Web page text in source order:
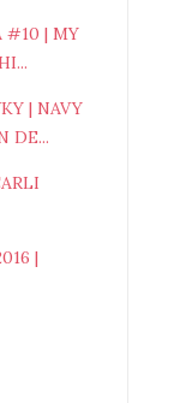
#10 | MY
| NAVY
DE...
|